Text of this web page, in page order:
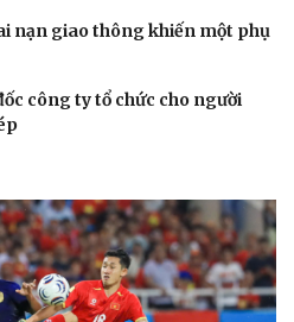
nạn giao thông khiến một phụ
công ty tổ chức cho người